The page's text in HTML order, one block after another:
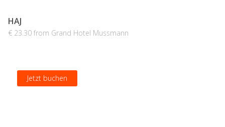
HAJ
€ 23.30 from Grand Hotel Mussmann
Jetzt buchen